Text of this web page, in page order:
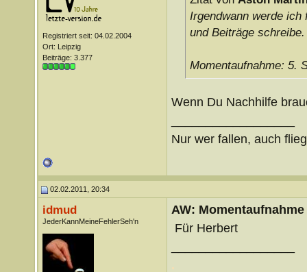
Registriert seit: 04.02.2004
Ort: Leipzig
Beiträge: 3.377
Irgendwann werde
und Beiträge schreibe.
Momentaufnahme: 5.
Wenn Du Nachhilfe
Nur wer fallen, auch
02.02.2011, 20:34
idmud
JederKannMeineFehlerSeh'n
AW: Momentaufnahme
Für Herbert